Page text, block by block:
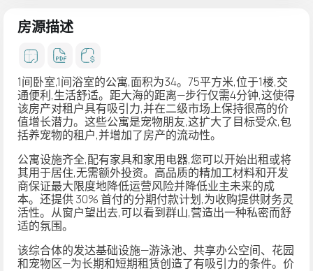
房源描述
1间卧室,1间浴室的公寓,面积为34。75平方米,位于1楼,交
通便利,生活舒适。距大海的距离—步行仅需4分钟,这使得
该房产对租户具有吸引力,并在二级市场上保持很高的价
值增长潜力。这些公寓是宠物朋友,这扩大了目标受众,包
括养宠物的租户,并增加了房产的流动性。
公寓设施齐全,配有家具和家用电器,您可以开始出租或将
其用于居住,无需额外投资。高品质的精加工材料和开发
商保证最大限度地降低运营风险并降低业主未来的成
本。还提供 30% 首付的分期付款计划,为收购提供财务灵
活性。从窗户望出去,可以看到群山,营造出一种私密而舒
适的氛围。
该综合体的发达基础设施—游泳池、共享办公空间、花园
和宠物区—为长期和短期租赁创造了有吸引力的条件。价